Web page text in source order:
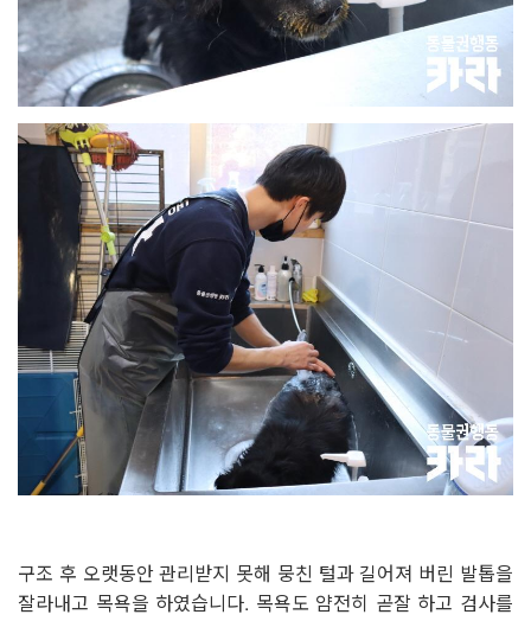
구조 후 오랫동안 관리받지 못해 뭉친 털과 길어져 버린 발톱을
잘라내고 목욕을 하였습니다. 목욕도 얌전히 곧잘 하고 검사를